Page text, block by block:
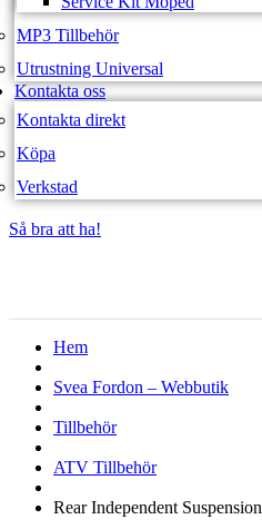
MP3 Tillbehör
Utrustning Universal
Kontakta oss
Kontakta direkt
Köpa
Verkstad
Så bra att ha!
Hem
Svea Fordon – Webbutik
Tillbehör
ATV Tillbehör
Rear Independent Suspension